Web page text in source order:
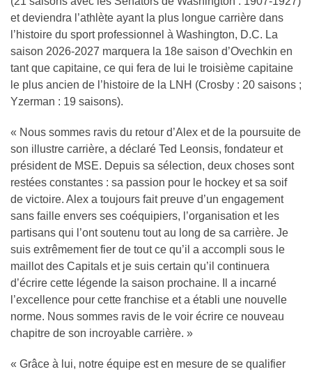
et deviendra l’athlète ayant la plus longue carrière dans
l’histoire du sport professionnel à Washington, D.C. La
saison 2026-2027 marquera la 18e saison d’Ovechkin en
tant que capitaine, ce qui fera de lui le troisième capitaine
le plus ancien de l’histoire de la LNH (Crosby : 20 saisons ;
Yzerman : 19 saisons).
« Nous sommes ravis du retour d’Alex et de la poursuite de
son illustre carrière, a déclaré Ted Leonsis, fondateur et
président de MSE. Depuis sa sélection, deux choses sont
restées constantes : sa passion pour le hockey et sa soif
de victoire. Alex a toujours fait preuve d’un engagement
sans faille envers ses coéquipiers, l’organisation et les
partisans qui l’ont soutenu tout au long de sa carrière. Je
suis extrêmement fier de tout ce qu’il a accompli sous le
maillot des Capitals et je suis certain qu’il continuera
d’écrire cette légende la saison prochaine. Il a incarné
l’excellence pour cette franchise et a établi une nouvelle
norme. Nous sommes ravis de le voir écrire ce nouveau
chapitre de son incroyable carrière. »
« Grâce à lui, notre équipe est en mesure de se qualifier